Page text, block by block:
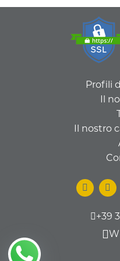
Profili
Il
Il nostro
+39